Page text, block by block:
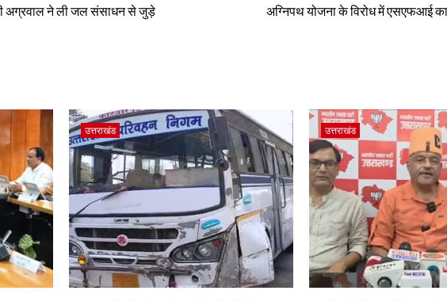
अग्रवाल ने ली जल संसाधन से जुड़े
अग्निपथ योजना के विरोध में एसएफआई का
उत्तराखंड उत्तराखंड